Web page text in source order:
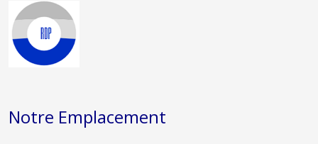
Notre Emplacement